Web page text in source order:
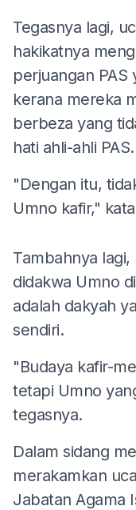
Tegasnya lagi,
hakikatnya
perjuangan
kerana mereka
berbeza yang
hati ahli-ahli PAS.
"Dengan itu,
Umno kafir,"
Tambahnya
didakwa Umno
adalah dakyah
sendiri.
"Budaya kafir-
tetapi Umno
tegasnya.
Dalam sidang
merakamkan
Jabatan Agama